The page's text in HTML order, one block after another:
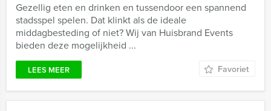
Gezellig eten en drinken en tussendoor een spannend
stadsspel spelen. Dat klinkt als de ideale
middagbesteding of niet? Wij van Huisbrand Events
bieden deze mogelijkheid ...
LEES MEER Favoriet